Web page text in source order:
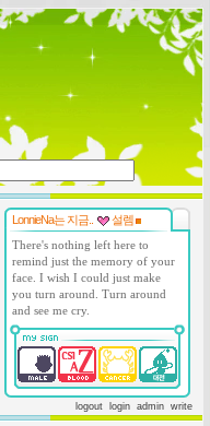
LonnieNa는 지금..
설렘
There's nothing left here to
remind just the memory of your
face. I wish I could just make
you turn around. Turn around
and see me cry.
logout login admin write